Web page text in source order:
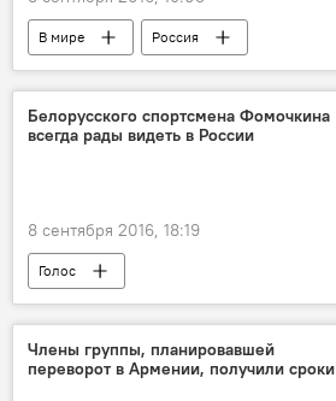
В мире Россия
Белорусского спортсмена Фомочкина
всегда рады видеть в России
8 сентября 2016, 18:19
Голос
Члены группы, планировавшей
переворот в Армении, получили сроки